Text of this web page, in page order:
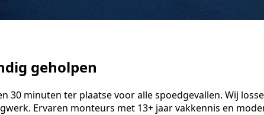
geholpen
30 minuten ter plaatse voor alle spoedgevallen. Wij
Ervaren monteurs met 13+ jaar vakkennis en